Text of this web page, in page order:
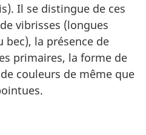
Il se distingue de ces
vibrisses (longues
la présence de
primaires, la forme de
couleurs de même que